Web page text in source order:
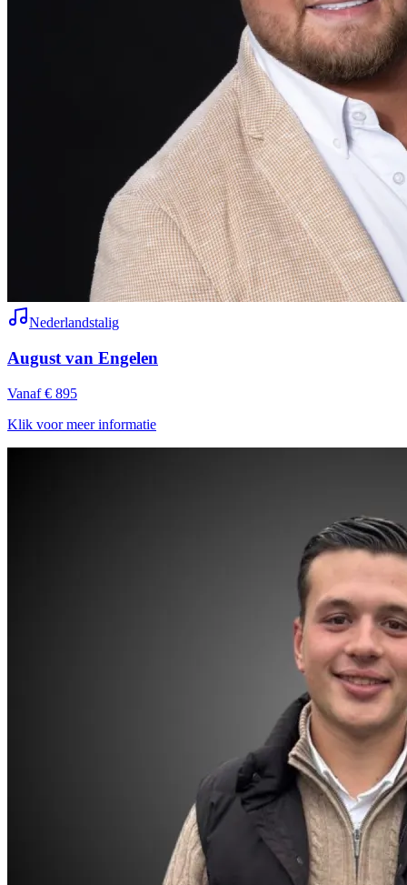
Nederlandstalig
August van Engelen
Vanaf € 895
Klik voor meer informatie